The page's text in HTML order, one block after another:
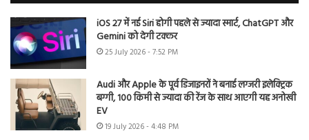
iOS 27 में नई Siri होगी पहले से ज्यादा स्मार्ट, ChatGPT और
Gemini को देगी टक्कर
25 July 2026 - 7:52 PM
Audi और Apple के पूर्व डिजाइनरों ने बनाई लग्जरी इलेक्ट्रिक
बग्गी, 100 किमी से ज्यादा की रेंज के साथ आएगी यह अनोखी
EV
19 July 2026 - 4:48 PM